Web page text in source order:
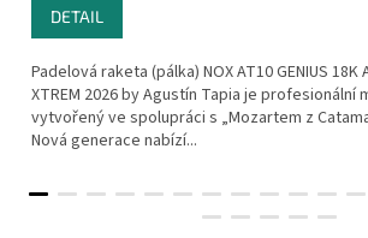
DETAIL
Padelová raketa (pálka) NOX AT10 GENIUS 18K
XTREM 2026 by Agustín Tapia je profesionální
vytvořený ve spolupráci s „Mozartem z
Nová generace nabízí...